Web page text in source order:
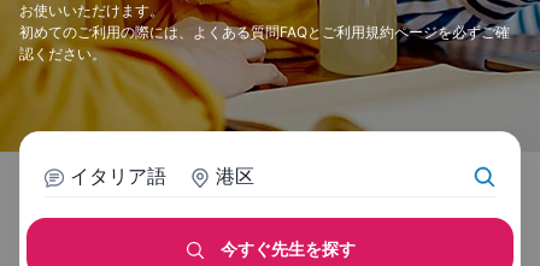
お使いいただけます。
初めてのご利用の際には、 よくある質問FAQと ご利用規約ページを必ずご確
認ください。
イタリア語 港区
今すぐ先生を探す